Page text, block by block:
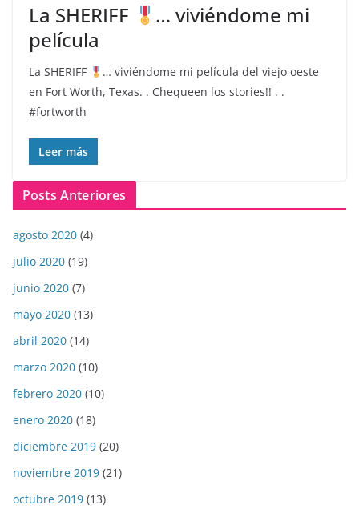
La SHERIFF
… viviéndome mi
película
La SHERIFF
… viviéndome mi película del viejo oeste
en Fort Worth, Texas. . Chequeen los stories!! . .
#fortworth
Leer más
Posts Anteriores
agosto 2020 (4)
julio 2020 (19)
junio 2020 (7)
mayo 2020 (13)
abril 2020 (14)
marzo 2020 (10)
febrero 2020 (10)
enero 2020 (18)
diciembre 2019 (20)
noviembre 2019 (21)
octubre 2019 (13)